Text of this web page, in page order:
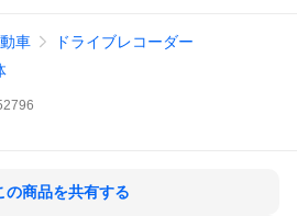
車
ドライブレコーダー
の商品を共有する